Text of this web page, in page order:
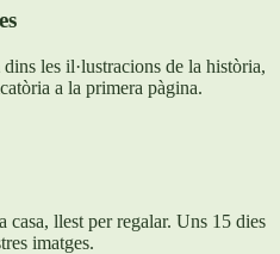
les il·lustracions de la història,
a la primera pàgina.
llest per regalar. Uns 15 dies
imatges.